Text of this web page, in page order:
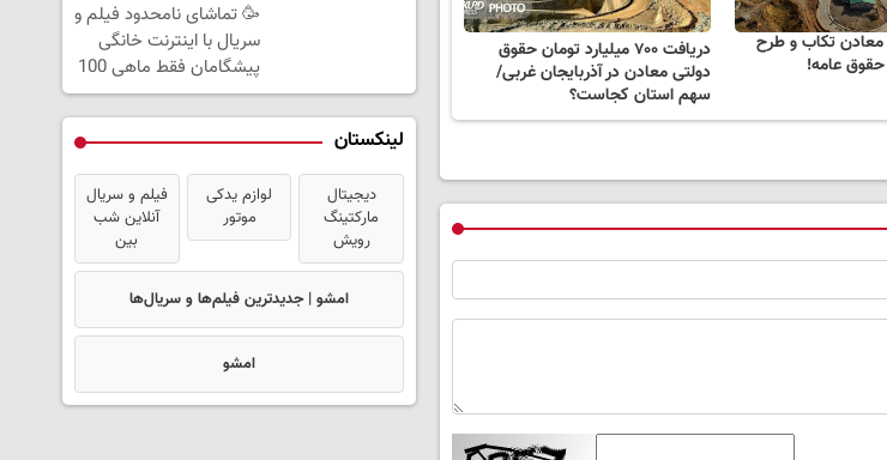
تکاب و طرح
عامه!
دریافت ۷۰۰ میلیارد تومان حقوق
دولتی معادن در آذربایجان غربی/
سهم استان کجاست؟
🥳 تماشای نامحدود فیلم و
سریال با اینترنت خانگی
پیشگامان فقط ماهی 100
لینکستان
دیجیتال
مارکتینگ
رویش
لوازم یدکی
موتور
فیلم و سریال
آنلاین شب
بین
امشو | جدیدترین فیلم‌ها و سریال‌ها
امشو